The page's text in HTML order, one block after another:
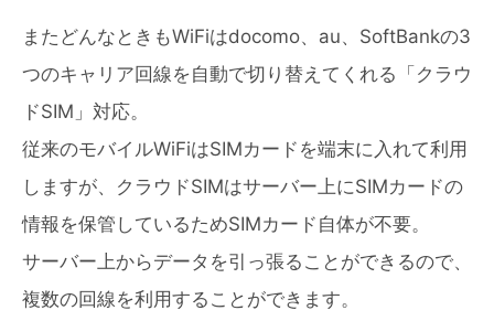
またどんなときもWiFiはdocomo、au、SoftBankの3
つのキャリア回線を自動で切り替えてくれる「クラウ
ドSIM」対応。
従来のモバイルWiFiはSIMカードを端末に入れて利用
しますが、クラウドSIMはサーバー上にSIMカードの
情報を保管しているためSIMカード自体が不要。
サーバー上からデータを引っ張ることができるので、
複数の回線を利用することができます。